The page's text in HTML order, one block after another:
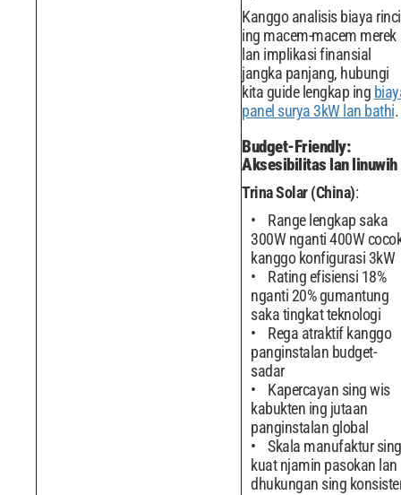
Kanggo analisis biaya rinci
ing macem-macem merek
lan implikasi finansial
jangka panjang, hubungi
kita guide lengkap ing
panel surya 3kW lan bathi.
Budget-Friendly:
Aksesibilitas lan linuwih
Trina Solar (China):
Range lengkap saka
300W nganti 400W
kanggo konfigurasi 3kW
Rating efisiensi 18%
nganti 20% gumantung
saka tingkat teknologi
Rega atraktif kanggo
panginstalan budget-
sadar
Kapercayan sing wis
kabukten ing jutaan
panginstalan global
Skala manufaktur sing
kuat njamin pasokan lan
dhukungan sing